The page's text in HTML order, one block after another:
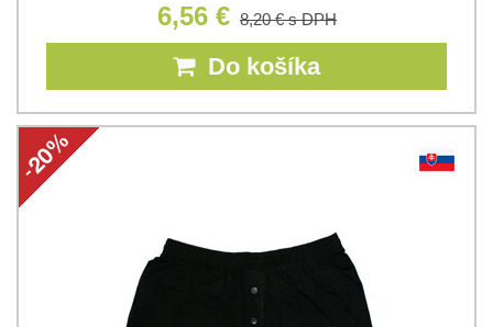
6,56 € 8,20 €s DPH
Do košíka